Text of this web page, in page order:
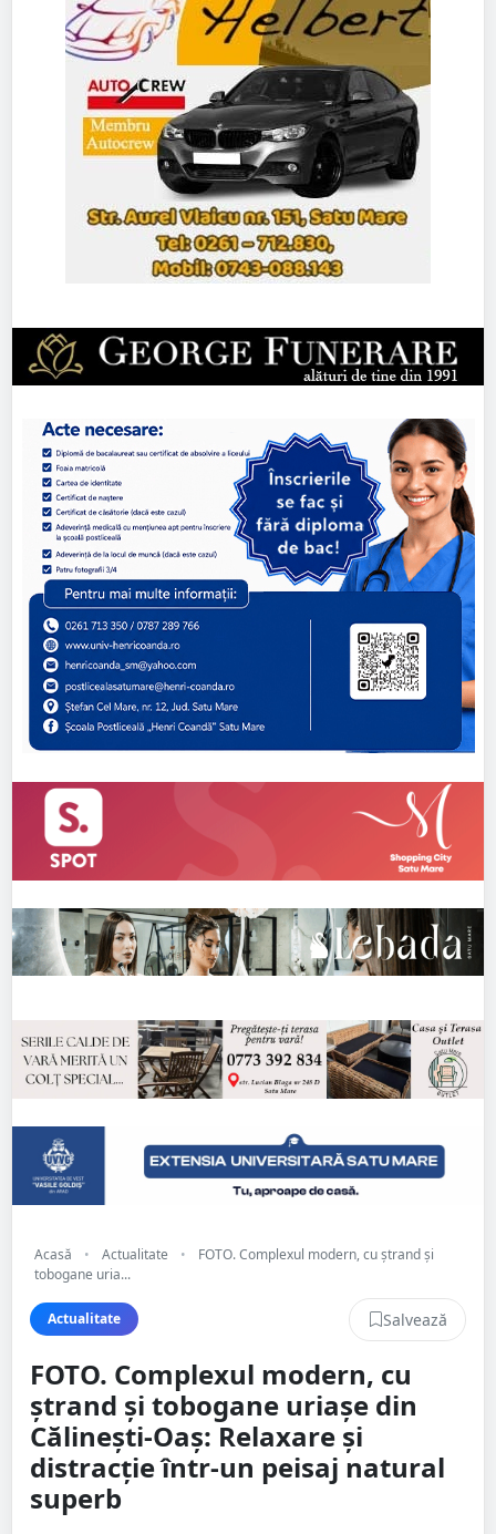
Acasă • Actualitate •
FOTO. Complexul modern, cu ștrand și
tobogane uria...
Actualitate Salvează
FOTO. Complexul modern, cu
ștrand și tobogane uriașe din
Călinești-Oaș: Relaxare și
distracție într-un peisaj natural
superb